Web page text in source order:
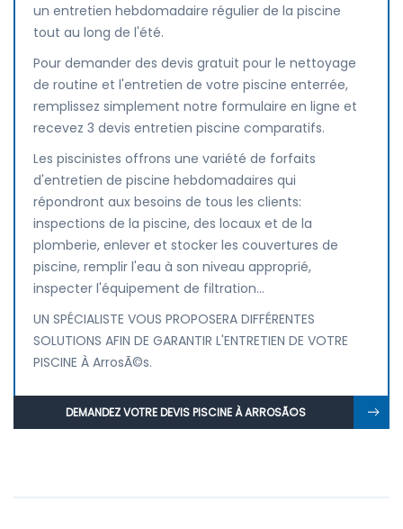
un entretien hebdomadaire régulier de la piscine
tout au long de l'été.
Pour demander des devis gratuit pour le nettoyage
de routine et l'entretien de votre piscine enterrée,
remplissez simplement notre formulaire en ligne et
recevez 3 devis entretien piscine comparatifs.
Les piscinistes offrons une variété de forfaits
d'entretien de piscine hebdomadaires qui
répondront aux besoins de tous les clients:
inspections de la piscine, des locaux et de la
plomberie, enlever et stocker les couvertures de
piscine, remplir l'eau à son niveau approprié,
inspecter l'équipement de filtration...
UN SPÉCIALISTE VOUS PROPOSERA DIFFÉRENTES
SOLUTIONS AFIN DE GARANTIR L'ENTRETIEN DE VOTRE
PISCINE À ArrosÃ©s.
DEMANDEZ VOTRE DEVIS PISCINE À ARROSÃ©S